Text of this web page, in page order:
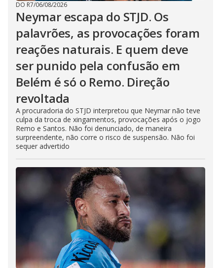
DO R7/06/08/2026
Neymar escapa do STJD. Os
palavrões, as provocações foram
reações naturais. E quem deve
ser punido pela confusão em
Belém é só o Remo. Direção
revoltada
A procuradoria do STJD interpretou que Neymar não teve
culpa da troca de xingamentos, provocações após o jogo
Remo e Santos. Não foi denunciado, de maneira
surpreendente, não corre o risco de suspensão. Não foi
sequer advertido